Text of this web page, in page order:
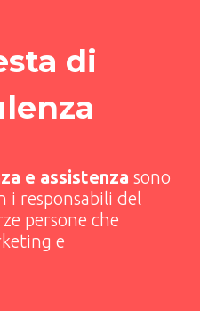
di
e assistenza sono
i responsabili del
persone che
e